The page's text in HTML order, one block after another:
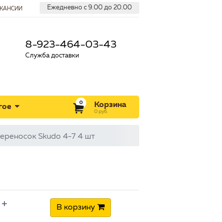
Ежедневно с 9.00 до 20.00
8-923-464-03-43
Служба доставки
Корзина
0 руб.
0
Skudo 4-7 4 шт
+ В корзину